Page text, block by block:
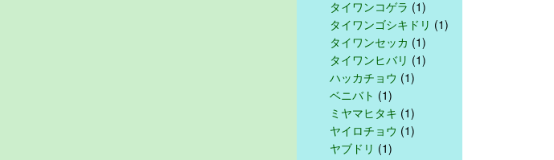
タイワンコゲラ (1)
タイワンゴシキドリ (1)
タイワンセッカ (1)
タイワンヒバリ (1)
ハッカチョウ (1)
ベニバト (1)
ミヤマヒタキ (1)
ヤイロチョウ (1)
ヤブドリ (1)